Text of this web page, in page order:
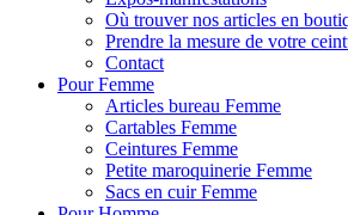
Où trouver nos articles en
Prendre la mesure de votre
Contact
Pour Femme
Articles bureau Femme
Cartables Femme
Ceintures Femme
Petite maroquinerie Femme
Sacs en cuir Femme